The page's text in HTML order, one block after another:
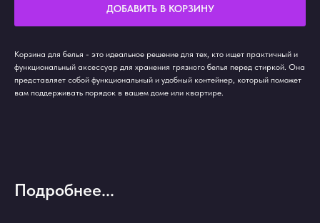
ДОБАВИТЬ В КОРЗИНУ
Корзина для белья - это идеальное решение для тех, кто ищет практичный и
функциональный аксессуар для хранения грязного белья перед стиркой. Она
представляет собой функциональный и удобный контейнер, который поможет
вам поддерживать порядок в вашем доме или квартире.
Подробнее...